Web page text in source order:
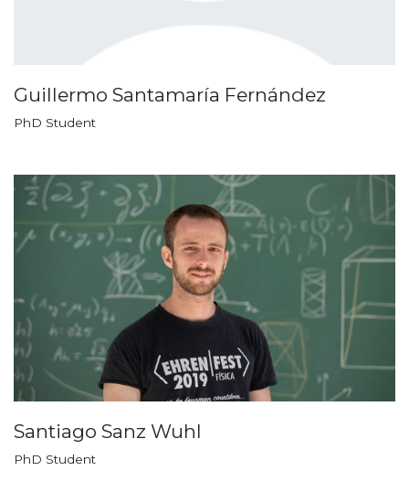
Guillermo Santamaría Fernández
PhD Student
Santiago Sanz Wuhl
PhD Student